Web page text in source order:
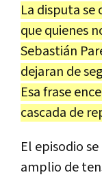
La disputa se
que quienes
Sebastián
dejaran de
Esa frase
cascada de
El episodio
amplio de